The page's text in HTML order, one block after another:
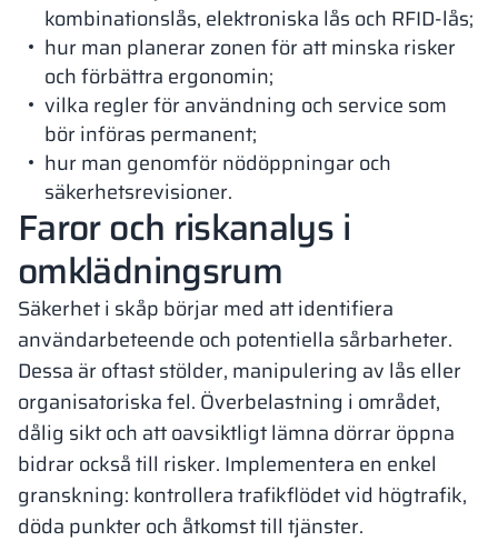
kombinationslås, elektroniska lås och RFID-lås;
hur man planerar zonen för att minska risker
och förbättra ergonomin;
vilka regler för användning och service som
bör införas permanent;
hur man genomför nödöppningar och
säkerhetsrevisioner.
Faror och riskanalys i
omklädningsrum
Säkerhet i skåp börjar med att identifiera
användarbeteende och potentiella sårbarheter.
Dessa är oftast stölder, manipulering av lås eller
organisatoriska fel. Överbelastning i området,
dålig sikt och att oavsiktligt lämna dörrar öppna
bidrar också till risker. Implementera en enkel
granskning: kontrollera trafikflödet vid högtrafik,
döda punkter och åtkomst till tjänster.